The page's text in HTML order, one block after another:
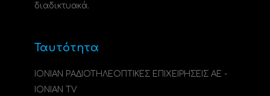
διαδικτυακά.
Ταυτότητα
ΙΟΝΙΑΝ ΡΑΔΙΟΤΗΛΕΟΠΤΙΚΕΣ ΕΠΙΧΕΙΡΗΣΕΙΣ ΑΕ -
IONIAN TV